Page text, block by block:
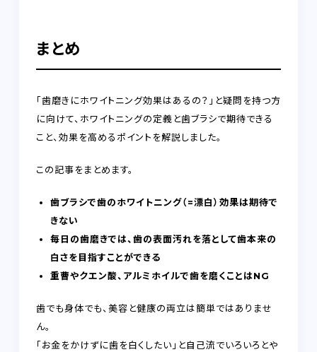
まとめ
「歯磨きにホワイトニング効果はあるの？」と疑問を持つ方
に向けて、ホワイトニングの定義と歯ブラシで期待できる
こと、効果を高めるポイントを解説しました。
この記事をまとめます。
歯ブラシで歯のホワイトニング（=漂白）効果は期待で
きない
毎日の歯磨きでは、歯の表面汚れを落として歯本来の
白さを目指すことができる
重曹やクエン酸、アルミホイルで歯を磨くことはNG
歯でも身体でも、美容と健康の両立は簡単ではありませ
ん。
「お金をかけずに歯を白くしたい」と自己流でいろいろとや